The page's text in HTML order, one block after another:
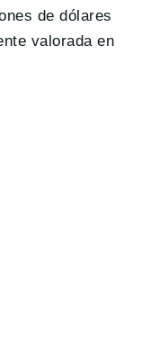
de dólares
valorada en